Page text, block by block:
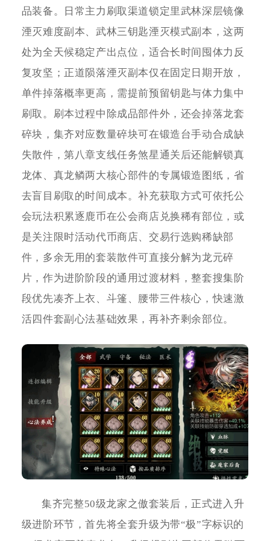
品装备。日常主力刷取渠道锁定里武林深层镜像
湮灭难度副本、武林三钥匙湮灭模式副本，这两
处为全天候稳定产出点位，适合长时间囤体力反
复攻坚；正道陨落湮灭副本仅在固定日期开放，
单件掉落概率更高，需提前预留钥匙与体力集中
刷取。刷本过程中除成品部件外，还会掉落龙套
碎块，集齐对应数量碎块可在锻造台手动合成缺
失散件，第八章支线任务煞星通关后还能解锁真
龙体、真龙鳞两大核心部件的专属锻造图纸，省
去盲目刷取的时间成本。补充获取方式可依托公
会玩法积累逐鹿币在公会商店兑换稀有部位，或
是关注限时活动代币商店、交易行选购稀缺部
件，多余无用的套装散件可直接分解为龙元碎
片，作为进阶阶段的通用过渡材料，整套搜集阶
段优先凑齐上衣、斗篷、腰带三件核心，快速激
活四件套副心法基础效果，再补齐剩余部位。
集齐完整50级龙家之傲套装后，正式进入升
级进阶环节，首先将全套升级为带“极”字标识的